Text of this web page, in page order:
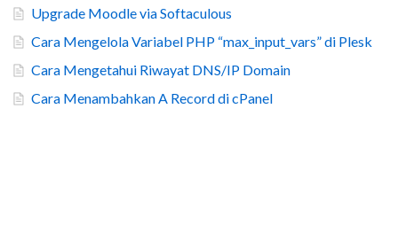
Upgrade Moodle via Softaculous
Cara Mengelola Variabel PHP “max_input_vars” di Plesk
Cara Mengetahui Riwayat DNS/IP Domain
Cara Menambahkan A Record di cPanel